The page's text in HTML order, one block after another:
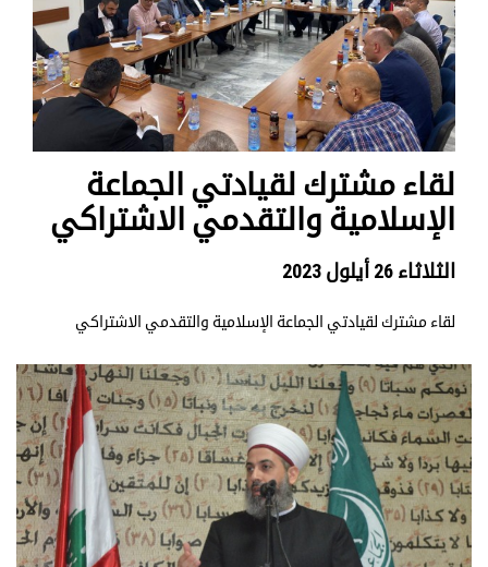
لقاء مشترك لقيادتي الجماعة
الإسلامية والتقدمي الاشتراكي
الثلاثاء 26 أيلول 2023
لقاء مشترك لقيادتي الجماعة الإسلامية والتقدمي الاشتراكي